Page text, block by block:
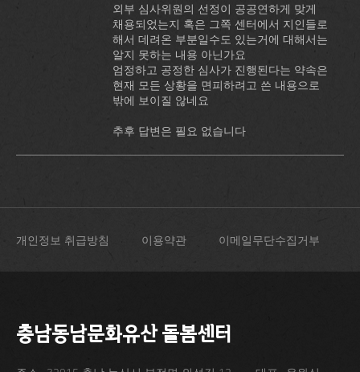
외부 심사위원의 선정이 공공연하게 맞게
채용되었는지 혹은 그쪽 센터에서 지인들로
해서 데려온 부분일수도 있는거에 대해서는
알지 못하는 내용 아닌가요
엄정하고 공정한 심사가 진행된다는 약속은
현재 모든 상황을 면피하려고 쓴 내용으로
밖에 보이질 않네요
추후 답변은 필요 없습니다
개인정보 취급방침 이용약관 이메일무단수집거부
충남동남문화유산 돌봄센터